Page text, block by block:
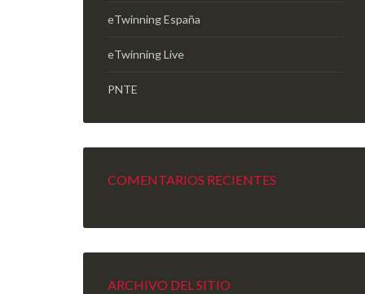
eTwinning España
eTwinning Live
PNTE
COMENTARIOS RECIENTES
ARCHIVO DEL SITIO